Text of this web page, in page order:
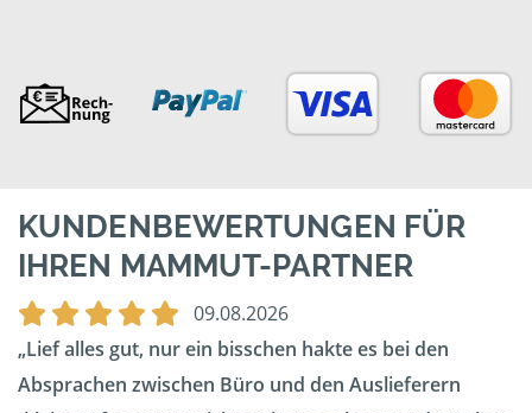
KUNDENBEWERTUNGEN FÜR
IHREN MAMMUT-PARTNER
09.08.2026
Lief alles gut, nur ein bisschen hakte es bei den
Absprachen zwischen Büro und den Auslieferern